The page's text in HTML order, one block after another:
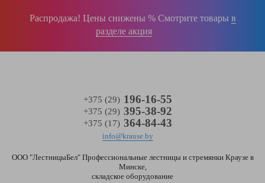
+375 (29) 196-16-55
+375 (29) 395-38-92
+375 (17) 364-84-43
info@krause.by
ООО "ЛестницыБел" Профессиональные лестницы и стремянки Краузе в
Минске,
складское оборудование
Распродажа! Цены снижены % Смотрите товары в
разделе акция